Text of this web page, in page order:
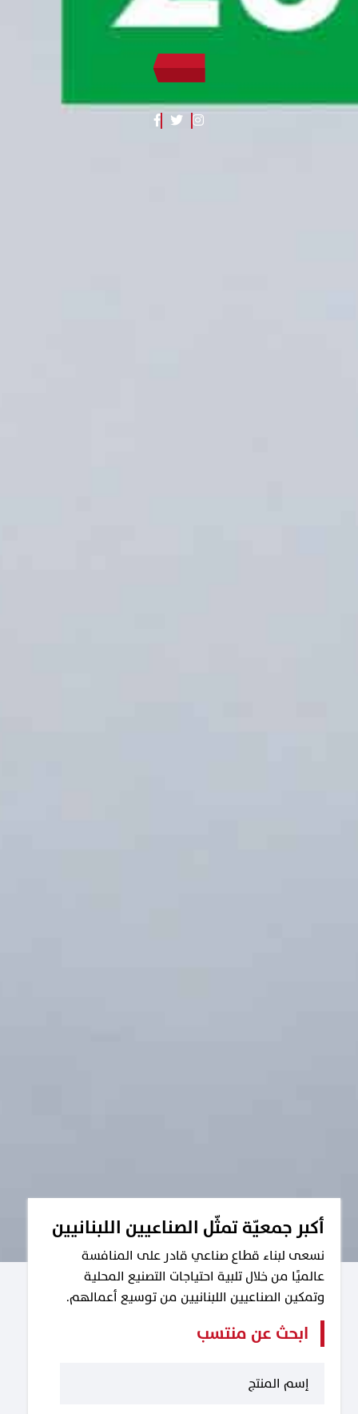
أكبر جمعيّة تمثّل الصناعيين اللبنانيين
نسعى لبناء قطاع صناعي قادر على المنافسة
عالميًا من خلال تلبية احتياجات التصنيع المحلية
وتمكين الصناعيين اللبنانيين من توسيع أعمالهم.
ابحث عن منتسب